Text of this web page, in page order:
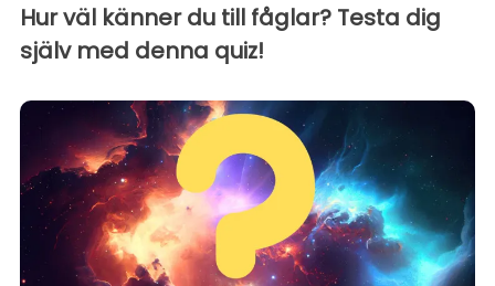
Hur väl känner du till fåglar? Testa dig
själv med denna quiz!